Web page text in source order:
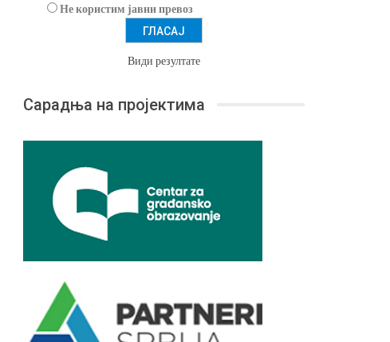
Не користим јавни превоз
Види резултате
Сарадња на пројектима